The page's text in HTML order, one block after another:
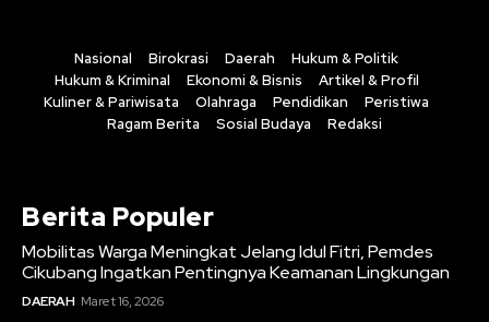
Nasional Birokrasi Daerah
Hukum & Politik
Hukum & Kriminal
Ekonomi & Bisnis
Artikel & Profil
Kuliner & Pariwisata
Olahraga Pendidikan
Peristiwa
Ragam Berita
Sosial Budaya Redaksi
Berita Populer
Mobilitas Warga Meningkat Jelang Idul Fitri, Pemdes
Cikubang Ingatkan Pentingnya Keamanan Lingkungan
DAERAH Maret 16, 2026